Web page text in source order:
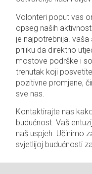
Volonteri poput vas
opseg naših
je najpotrebnija.
priliku da direktno
mostove podrške i
trenutak koji
pozitivne promjene,
sve nas.
Kontaktirajte nas
budućnost. Vaš
naš uspjeh. Učinimo
svjetlijoj budućnosti